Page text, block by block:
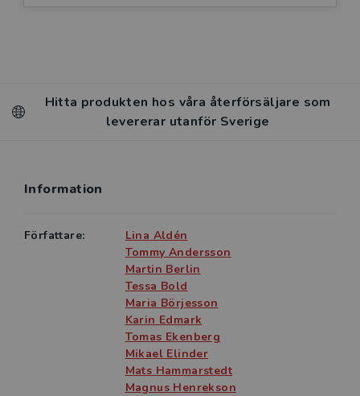
Hitta produkten hos våra återförsäljare som
levererar utanför Sverige
Information
Författare:
Lina Aldén
Tommy Andersson
Martin Berlin
Tessa Bold
Maria Börjesson
Karin Edmark
Tomas Ekenberg
Mikael Elinder
Mats Hammarstedt
Magnus Henrekson